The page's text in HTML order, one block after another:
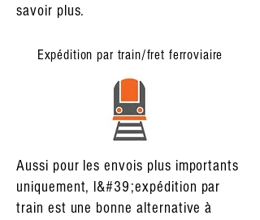
savoir plus.
Expédition par train/fret ferroviaire
Aussi pour les envois plus importants
uniquement, l&#39;expédition par
train est une bonne alternative à